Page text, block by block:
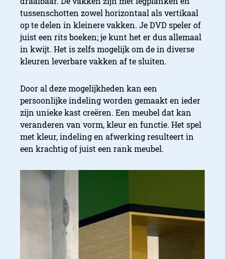
tussenschotten zowel horizontaal als vertikaal
op te delen in kleinere vakken. Je DVD speler of
juist een rits boeken; je kunt het er dus allemaal
in kwijt. Het is zelfs mogelijk om de in diverse
kleuren leverbare vakken af te sluiten.
Door al deze mogelijkheden kan een
persoonlijke indeling worden gemaakt en ieder
zijn unieke kast creëren. Een meubel dat kan
veranderen van vorm, kleur en functie. Het spel
met kleur, indeling en afwerking resulteert in
een krachtig of juist een rank meubel.